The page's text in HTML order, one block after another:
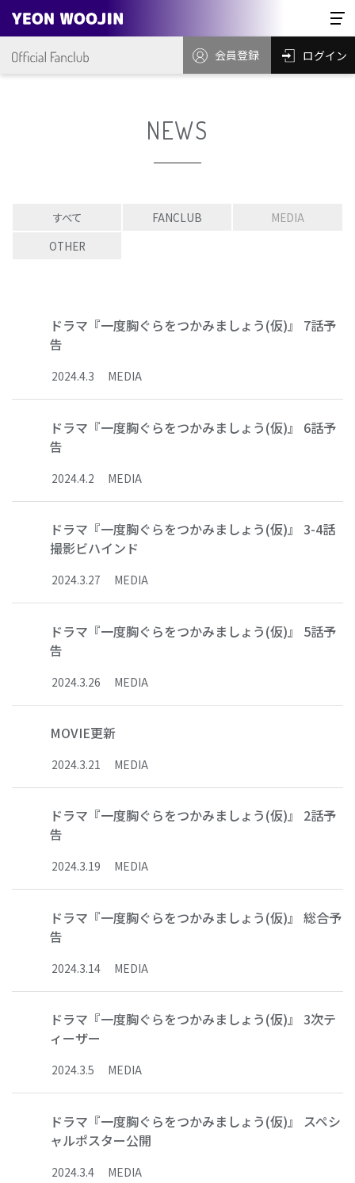
会員登録 ログイン
NEWS
すべて FANCLUB
MEDIA
OTHER
ドラマ『一度胸ぐらをつかみましょう(仮)』 7話予
告
2024.4.3 MEDIA
ドラマ『一度胸ぐらをつかみましょう(仮)』 6話予
告
2024.4.2 MEDIA
ドラマ『一度胸ぐらをつかみましょう(仮)』 3-4話
撮影ビハインド
2024.3.27 MEDIA
ドラマ『一度胸ぐらをつかみましょう(仮)』 5話予
告
2024.3.26 MEDIA
MOVIE更新
2024.3.21 MEDIA
ドラマ『一度胸ぐらをつかみましょう(仮)』 2話予
告
2024.3.19 MEDIA
ドラマ『一度胸ぐらをつかみましょう(仮)』 総合予
告
2024.3.14 MEDIA
ドラマ『一度胸ぐらをつかみましょう(仮)』 3次テ
ィーザー
2024.3.5 MEDIA
ドラマ『一度胸ぐらをつかみましょう(仮)』 スペシ
ャルポスター公開
2024.3.4 MEDIA